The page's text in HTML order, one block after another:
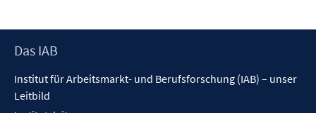
Footer
Das IAB
Institut für Arbeitsmarkt- und Berufsforschung (IAB) – unser
Leitbild